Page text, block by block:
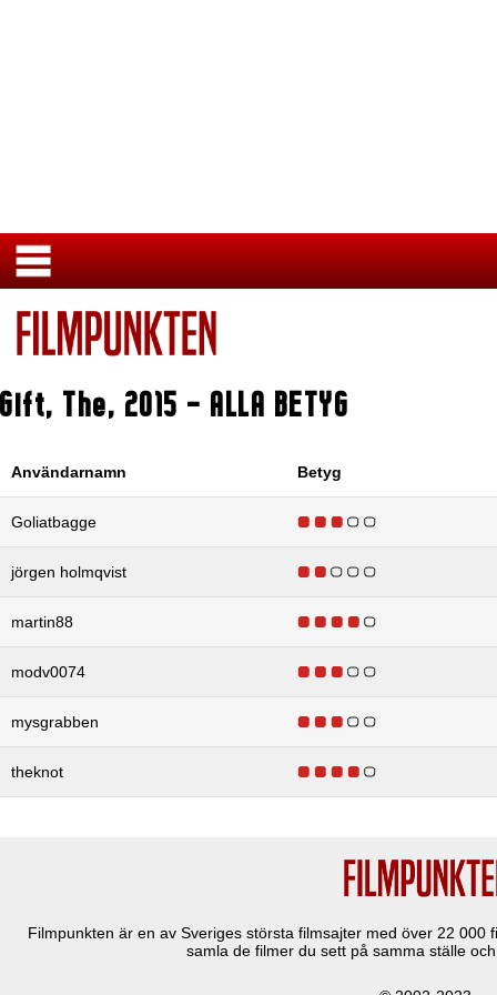
Gift, The, 2015 - ALLA BETYG
Användarnamn Betyg
Goliatbagge
jörgen holmqvist
martin88
modv0074
mysgrabben
theknot
Filmpunkten är en av Sveriges största filmsajter med över 22 000
samla de filmer du sett på samma ställe